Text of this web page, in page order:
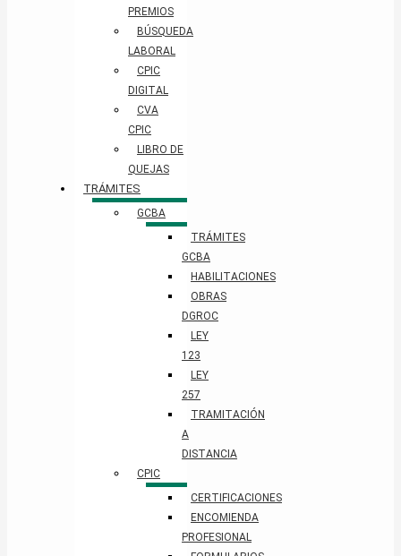
PREMIOS
BÚSQUEDA
LABORAL​
CPIC
DIGITAL
CVA
CPIC
LIBRO DE
QUEJAS
TRÁMITES
GCBA
TRÁMITES
GCBA
HABILITACIONES
OBRAS
DGROC
LEY
123
LEY
257
TRAMITACIÓN
A
DISTANCIA
CPIC
CERTIFICACIONES
ENCOMIENDA
PROFESIONAL